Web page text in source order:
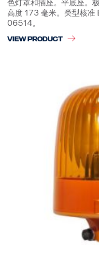
色灯罩和插座。平底座。
高度 173 毫米。类型核
06514。
VIEW PRODUCT